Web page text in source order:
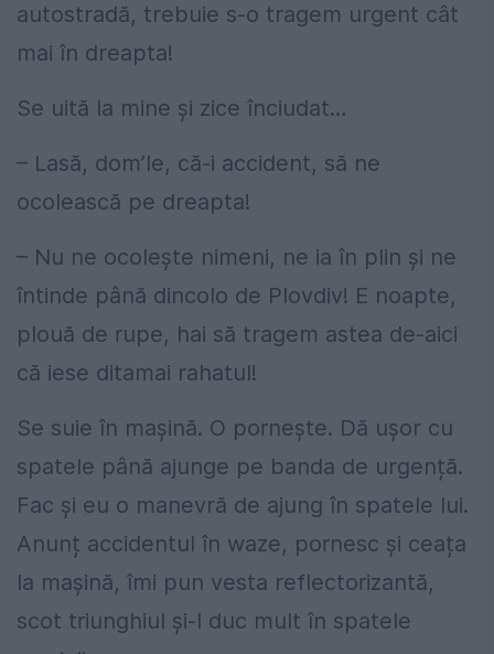
autostradă, trebuie s-o tragem urgent cât
mai în dreapta!
Se uită la mine și zice înciudat…
– Lasă, dom’le, că-i accident, să ne
ocolească pe dreapta!
– Nu ne ocolește nimeni, ne ia în plin și ne
întinde până dincolo de Plovdiv! E noapte,
plouă de rupe, hai să tragem astea de-aici
că iese ditamai rahatul!
Se suie în mașină. O pornește. Dă ușor cu
spatele până ajunge pe banda de urgență.
Fac și eu o manevră de ajung în spatele lui.
Anunț accidentul în waze, pornesc și ceața
la mașină, îmi pun vesta reflectorizantă,
scot triunghiul și-l duc mult în spatele